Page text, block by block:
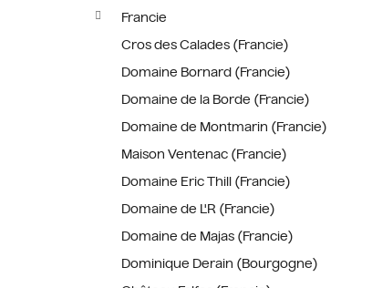
Francie
Cros des Calades (Francie)
Domaine Bornard (Francie)
Domaine de la Borde (Francie)
Domaine de Montmarin (Francie)
Maison Ventenac (Francie)
Domaine Eric Thill (Francie)
Domaine de L'R (Francie)
Domaine de Majas (Francie)
Dominique Derain (Bourgogne)